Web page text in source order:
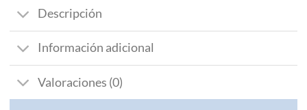
Descripción
Información adicional
Valoraciones (0)